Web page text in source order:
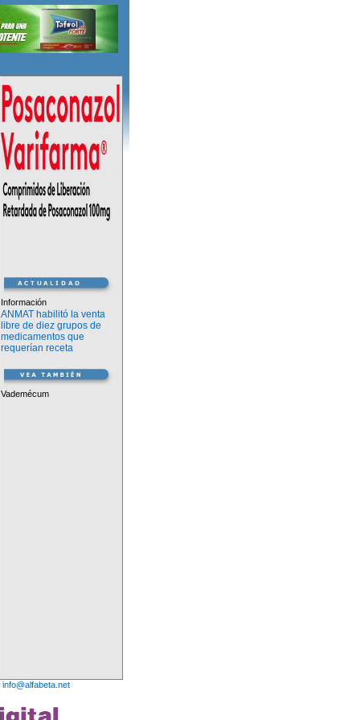
Información
ANMAT habilitó la venta
libre de diez grupos de
medicamentos que
requerían receta
Vademécum
info@alfabeta.net